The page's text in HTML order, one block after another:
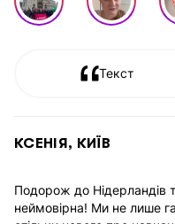
Текст
КСЕНІЯ, КИЇВ
Подорож до Нідерландів
неймовірна! Ми не лише